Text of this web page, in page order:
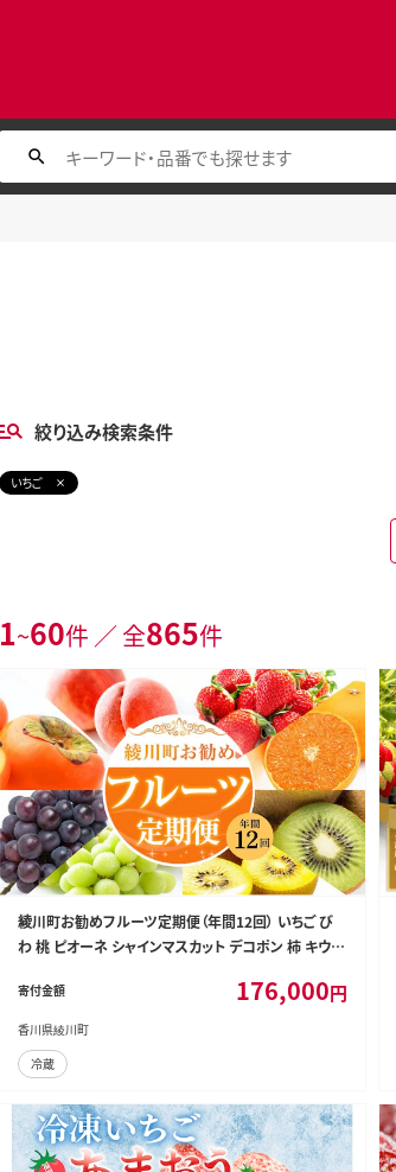
絞り込み検索条件
いちご
1~60件 ／ 全865件
綾川町お勧めフルーツ定期便（年間12回） いちご び
わ 桃 ピオーネ シャインマスカット デコポン 柿 キウイ
寄付金額 176,000円
香川県綾川町
冷蔵